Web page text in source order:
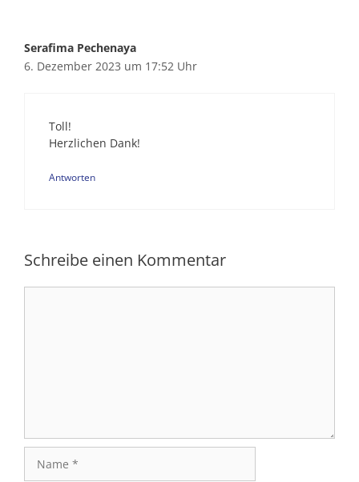
Serafima Pechenaya
6. Dezember 2023 um 17:52 Uhr
Toll!
Herzlichen Dank!
Antworten
Schreibe einen Kommentar